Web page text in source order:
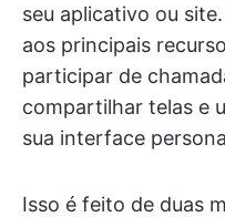
seu aplicativo ou
aos principais
participar de
compartilhar telas e
sua interface
Isso é feito de duas